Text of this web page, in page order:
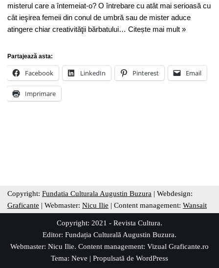
misterul care a întemeiat-o? O întrebare cu atât mai serioasă cu
cât ieşirea femeii din conul de umbră sau de mister aduce
atingere chiar creativităţii bărbatului… Citește mai mult »
Partajează asta:
Facebook LinkedIn Pinterest Email
Imprimare
Copyright: Fundatia Culturala Augustin Buzura | Webdesign:
Graficante | Webmaster: Nicu Ilie | Content management: Wansait
Copyright: 2021 - Revista Cultura.
Editor: Fundația Culturală Augustin Buzura.
Webmaster: Nicu Ilie. Content management: Vizual Graficante.ro
Tema: Neve | Propulsată de WordPress